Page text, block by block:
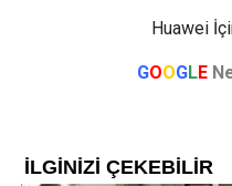
Huawei
GOOGLE